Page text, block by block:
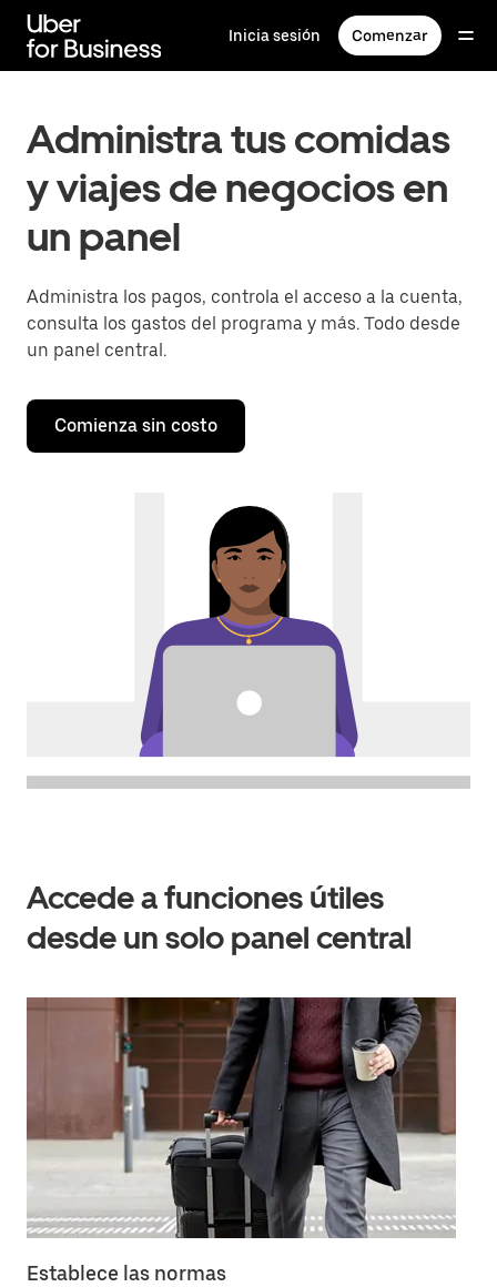
contenido
principal
Inicia sesión Comenzar
Administra tus comidas
y viajes de negocios en
un panel
Administra los pagos, controla el acceso a la cuenta,
consulta los gastos del programa y más. Todo desde
un panel central.
Comienza sin costo
Accede a funciones útiles
desde un solo panel central
Establece las normas